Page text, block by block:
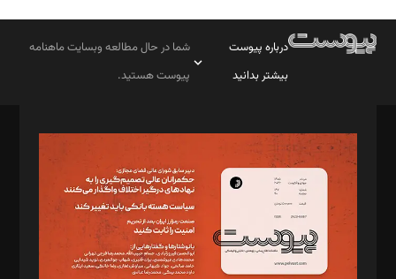
درباره پیوست
بیشتر بدانید
شما در حال مطالعه وبسایت ماهنامه
پیوست هستید.
مدیر مسئول: محمدباقر اثنی‌عشری
سردبیر: مهرک محمودی
دبیر تحریریه: میثم قاسمی
د‌بیر ناداستان: سمانه سمیع
د‌بیر خدمت و تجارت: ابوالفضل رجبی
د‌بیر حقوق فناوری: حسام‌الدین ایپکچی